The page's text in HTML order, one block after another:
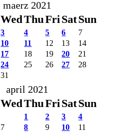
maerz 2021
WedThuFri SatSun
3 4 5 6
7
10 11 12 13
14
17 18 19 20
21
24 25 26 27
28
31
april 2021
WedThuFri SatSun
1 2 3
4
7 8 9 10
11